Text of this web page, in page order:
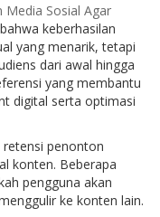
Media Sosial Agar
keberhasilan
yang menarik, tetapi
dari awal hingga
yang membantu
digital serta optimasi
penonton
konten. Beberapa
pengguna akan
ke konten lain.